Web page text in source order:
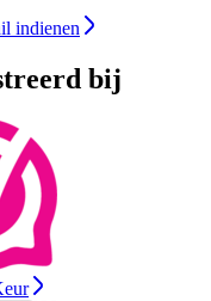
indienen
bij